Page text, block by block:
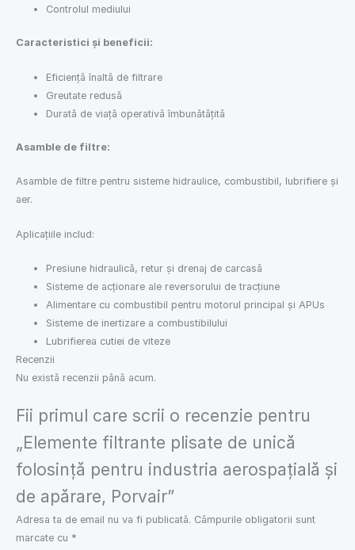
Controlul mediului
Caracteristici și beneficii:
Eficiență înaltă de filtrare
Greutate redusă
Durată de viață operativă îmbunătățită
Asamble de filtre:
Asamble de filtre pentru sisteme hidraulice, combustibil, lubrifiere și
aer.
Aplicațiile includ:
Presiune hidraulică, retur și drenaj de carcasă
Sisteme de acționare ale reversorului de tracțiune
Alimentare cu combustibil pentru motorul principal și APUs
Sisteme de inertizare a combustibilului
Lubrifierea cutiei de viteze
Recenzii
Nu există recenzii până acum.
Fii primul care scrii o recenzie pentru
„Elemente filtrante plisate de unică
folosință pentru industria aerospațială și
de apărare, Porvair”
Adresa ta de email nu va fi publicată. Câmpurile obligatorii sunt
marcate cu *